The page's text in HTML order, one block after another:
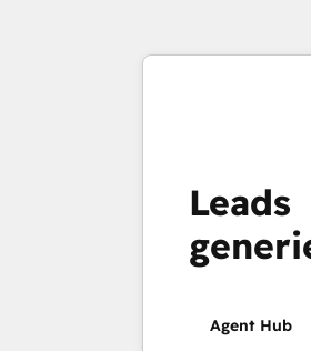
Leads
Agent Hub